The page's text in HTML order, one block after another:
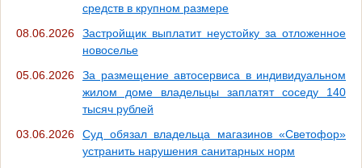
средств в крупном размере
08.06.2026
Застройщик выплатит неустойку за отложенное
новоселье
05.06.2026
За размещение автосервиса в индивидуальном
жилом доме владельцы заплатят соседу 140
тысяч рублей
03.06.2026
Суд обязал владельца магазинов «Светофор»
устранить нарушения санитарных норм